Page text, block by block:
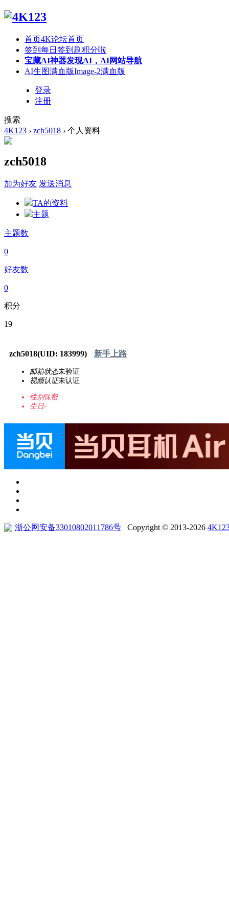
首页4K论坛首页
签到 每日签到刷积分啦
宝藏AI神器发现AI，AI网站导航
AI生图满血版Image-2满血版
登录
注册
搜索
4K123 › zch5018 › 个人资料
zch5018
加为好友 发送消息
TA的资料
主题
主题数
0
好友数
0
积分
19
zch5018(UID: 183999) 新手上路
邮箱状态未验证
视频认证未认证
性别保密
生日-
浙公网安备33010802011786号 Copyright © 2013-2026